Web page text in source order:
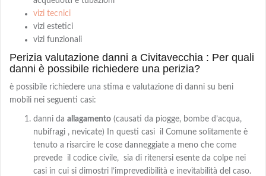
vizi tecnici
vizi estetici
vizi funzionali
Perizia valutazione danni a Civitavecchia : Per quali
danni è possibile richiedere una perizia?
è possibile richiedere una stima e valutazione di danni su beni
mobili nei seguenti casi:
danni da allagamento (causati da piogge, bombe d’acqua,
nubifragi , nevicate) In questi casi il Comune solitamente è
tenuto a risarcire le cose danneggiate a meno che come
prevede il codice civile, sia di ritenersi esente da colpe nei
casi in cui si dimostri l’imprevedibilità e inevitabilità del caso.